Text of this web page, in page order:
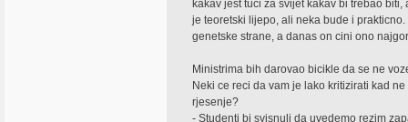
kakav jest tuci za svijet kakav bi trebao
je teoretski lijepo, ali neka bude i
genetske strane, a danas on cini ono
Ministrima bih darovao bicikle da se ne
Neki ce reci da vam je lako kritizirati kad
rjesenje?
- Studenti bi svisnuli da uvedemo rezim